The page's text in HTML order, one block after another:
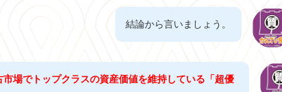
結論から言いましょう。
場でトップクラスの資産価値を維持している「超優